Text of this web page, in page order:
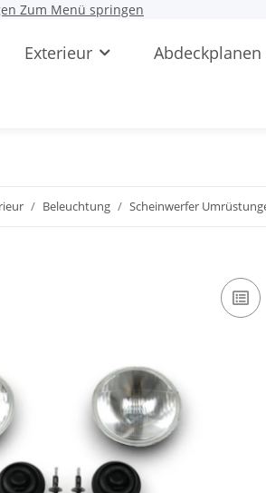
Zum Menü springen
Exterieur Abdeckplanen
Beleuchtung Scheinwerfer